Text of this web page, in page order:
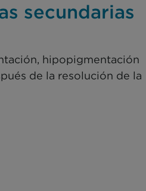
secundarias
hipopigmentación
de la resolución de la